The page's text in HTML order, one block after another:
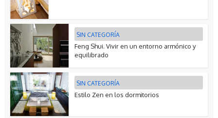
SIN CATEGORÍA
Feng Shui. Vivir en un entorno armónico y
equilibrado
SIN CATEGORÍA
Estilo Zen en los dormitorios